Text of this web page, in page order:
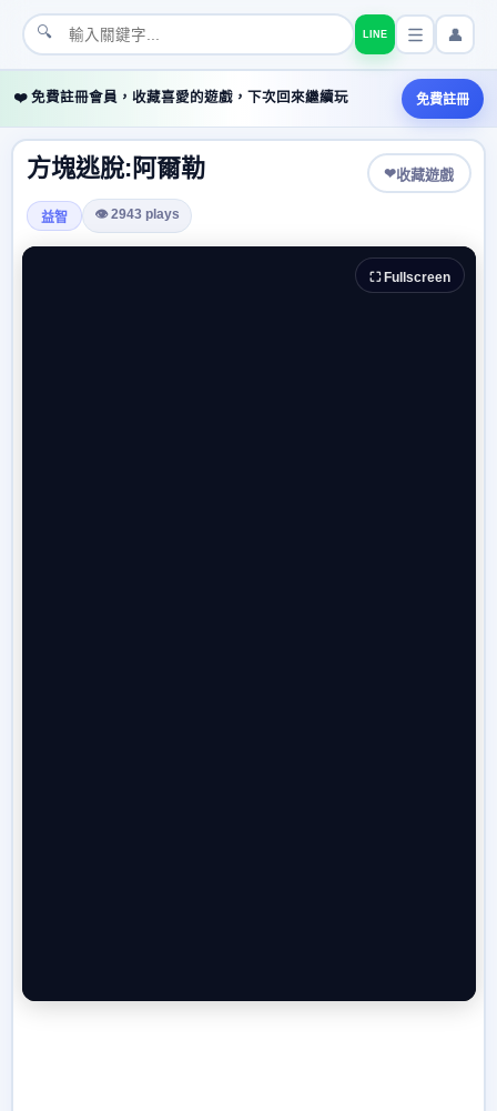
🔍 LINE 👤
❤️ 免費註冊會員，收藏喜愛的遊戲，下次回來繼續玩 免費註冊
方塊逃脫:阿爾勒 ❤收藏遊戲
益智 👁 2943 plays
⛶ Fullscreen